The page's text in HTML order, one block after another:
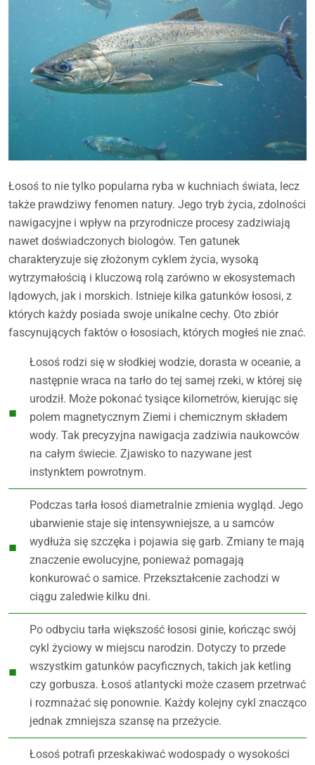
Łosoś to nie tylko popularna ryba w kuchniach świata, lecz
także prawdziwy fenomen natury. Jego tryb życia, zdolności
nawigacyjne i wpływ na przyrodnicze procesy zadziwiają
nawet doświadczonych biologów. Ten gatunek
charakteryzuje się złożonym cyklem życia, wysoką
wytrzymałością i kluczową rolą zarówno w ekosystemach
lądowych, jak i morskich. Istnieje kilka gatunków łososi, z
których każdy posiada swoje unikalne cechy. Oto zbiór
fascynujących faktów o łososiach, których mogłeś nie znać.
Łosoś rodzi się w słodkiej wodzie, dorasta w oceanie, a
następnie wraca na tarło do tej samej rzeki, w której się
urodził. Może pokonać tysiące kilometrów, kierując się
polem magnetycznym Ziemi i chemicznym składem
wody. Tak precyzyjna nawigacja zadziwia naukowców
na całym świecie. Zjawisko to nazywane jest
instynktem powrotnym.
Podczas tarła łosoś diametralnie zmienia wygląd. Jego
ubarwienie staje się intensywniejsze, a u samców
wydłuża się szczęka i pojawia się garb. Zmiany te mają
znaczenie ewolucyjne, ponieważ pomagają
konkurować o samice. Przekształcenie zachodzi w
ciągu zaledwie kilku dni.
Po odbyciu tarła większość łososi ginie, kończąc swój
cykl życiowy w miejscu narodzin. Dotyczy to przede
wszystkim gatunków pacyficznych, takich jak ketling
czy gorbusza. Łosoś atlantycki może czasem przetrwać
i rozmnażać się ponownie. Każdy kolejny cykl znacząco
jednak zmniejsza szansę na przeżycie.
Łosoś potrafi przeskakiwać wodospady o wysokości